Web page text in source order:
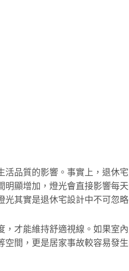
品質的影響。事實上，退休
顯增加，燈光會直接影響每
其實是退休宅設計中不可忽略
才能維持舒適視線。如果室
間，更是居家事故較容易發